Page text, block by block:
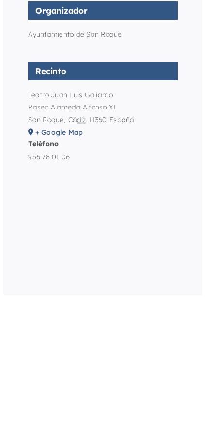
Organizador
Ayuntamiento de San Roque
Recinto
Teatro Juan Luis Galiardo
Paseo Alameda Alfonso XI
San Roque, Cádiz 11360 España
+ Google Map
Teléfono
956 78 01 06